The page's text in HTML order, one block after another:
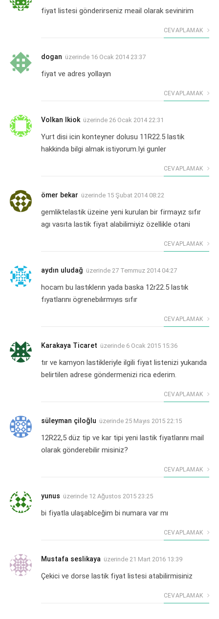
fiyat listesi gönderirseniz meail olarak sevinirim
CEVAPLAMAK
dogan üzerinde 16 Ocak 2014 23:37
fiyat ve adres yollayın
CEVAPLAMAK
Volkan Ikiok üzerinde 26 Ocak 2014 22:31
Yurt disi icin konteyner dolusu 11R22.5 lastik
hakkinda bilgi almak istiyorum.Iyi gunler
CEVAPLAMAK
ömer bekar üzerinde 15 Şubat 2014 08:22
gemliktelastik üzeine yeni kurulan bir firmayız sıfır
agı vasıta lastik fiyat alabilimiyiz özellikle otani
CEVAPLAMAK
aydın uludağ üzerinde 27 Temmuz 2014 04:27
hocam bu lastıklerın yada baska 12r22.5 lastık
fıyatlarını ögrenebılırmıyıs sıfır
CEVAPLAMAK
Karakaya Ticaret üzerinde 6 Ocak 2015 15:36
tır ve kamyon lastikleriyle ilgili fiyat listenizi yukarıda
belirtilen adrese göndermenizi rica ederim.
CEVAPLAMAK
süleyman çiloğlu üzerinde 25 Mayıs 2015 22:15
12R22,5 düz tip ve kar tipi yeni lastik fiyatlarını mail
olarak gönderebilir misiniz?
CEVAPLAMAK
yunus üzerinde 12 Ağustos 2015 23:25
bi fiyatla ulaşablceğim bi numara var mı
CEVAPLAMAK
Mustafa seslikaya üzerinde 21 Mart 2016 13:39
Çekici ve dorse lastik fiyat listesi atabilirmisiniz
CEVAPLAMAK